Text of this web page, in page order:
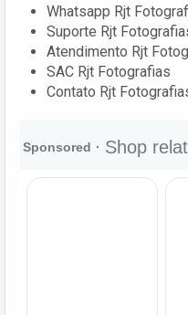
Whatsapp Rjt
Suporte Rjt
Atendimento Rjt
SAC Rjt Fotografias
Contato Rjt